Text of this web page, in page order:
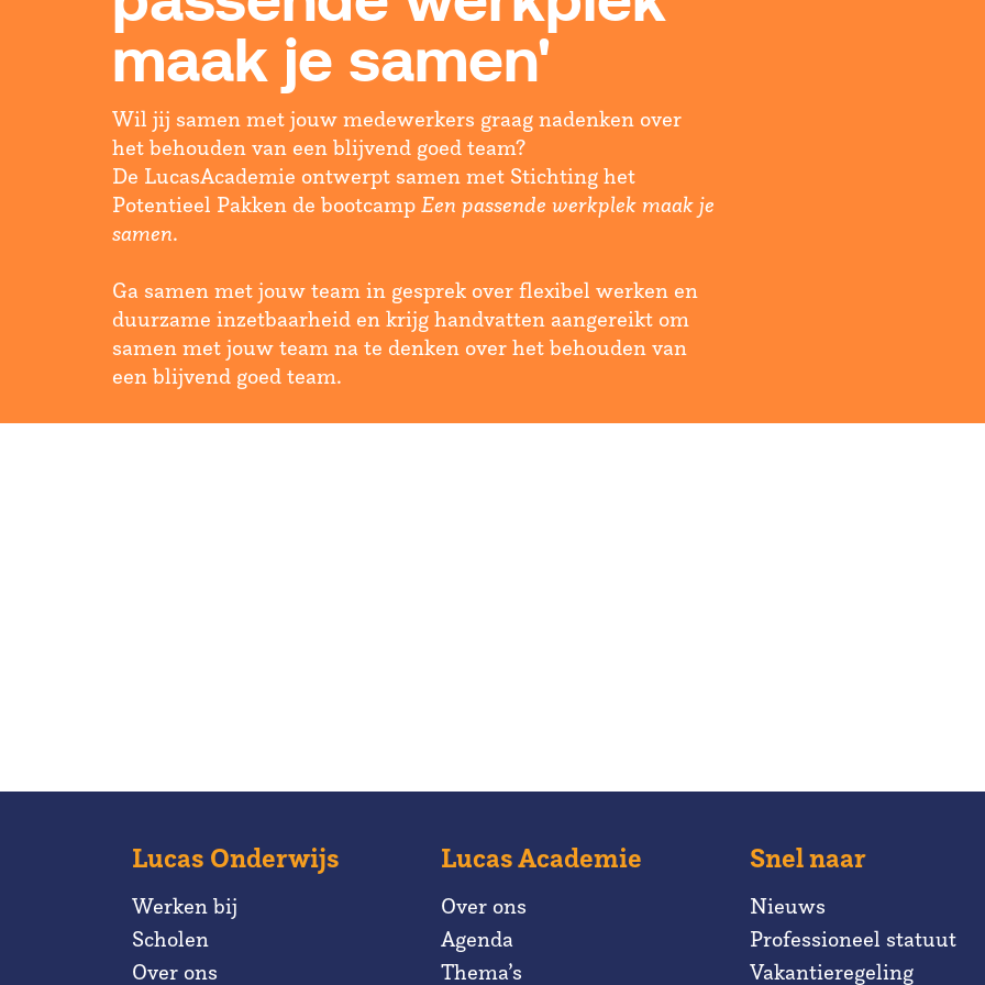
maak je samen'
Wil jij samen met jouw medewerkers graag nadenken over
het behouden van een blijvend goed team?
De LucasAcademie ontwerpt samen met Stichting het
Potentieel Pakken de bootcamp Een passende werkplek maak je
samen.
Ga samen met jouw team in gesprek over flexibel werken en
duurzame inzetbaarheid en krijg handvatten aangereikt om
samen met jouw team na te denken over het behouden van
een blijvend goed team.
Lucas Onderwijs
Werken bij
Scholen
Over ons
Lucas Academie
Over ons
Agenda
Thema’s
Snel naar
Nieuws
Professioneel statuut
Vakantieregeling